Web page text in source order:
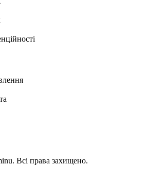
Всі права захищено.